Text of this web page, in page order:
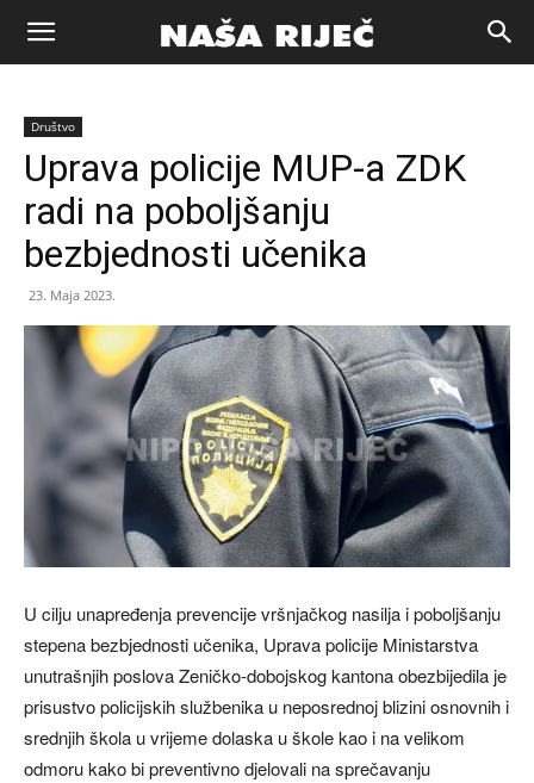
Naša
riječ
Zenica
Društvo
Uprava policije MUP-a ZDK
radi na poboljšanju
bezbjednosti učenika
23. Maja 2023.
U cilju unapređenja prevencije vršnjačkog nasilja i poboljšanju
stepena bezbjednosti učenika, Uprava policije Ministarstva
unutrašnjih poslova Zeničko-dobojskog kantona obezbijedila je
prisustvo policijskih službenika u neposrednoj blizini osnovnih i
srednjih škola u vrijeme dolaska u škole kao i na velikom
odmoru kako bi preventivno djelovali na sprečavanju